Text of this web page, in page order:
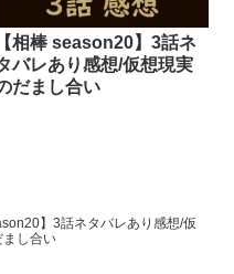
【相棒 season20】3話ネ
バレあり感想/仮想現実
だまし合い
】3話ネタバレあり感想/仮
し合い